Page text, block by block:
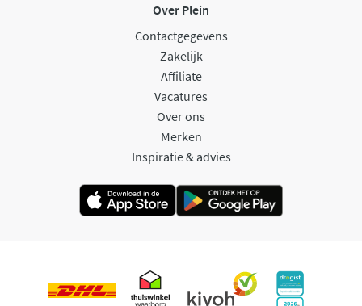
Over Plein
Contactgegevens
Zakelijk
Affiliate
Vacatures
Over ons
Merken
Inspiratie & advies